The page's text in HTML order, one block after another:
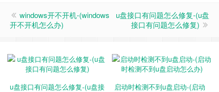
windows开不开机-(windows
开不开机怎么办)
u盘接口有问题怎么修复-(u盘
接口有问题怎么修复)
u盘接口有问题怎么修复-(u盘接
启动时检测不到u盘启动-(启动